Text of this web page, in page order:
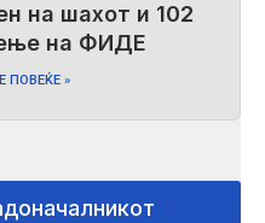
на шахот и 102
на ФИДЕ
ПОВЕЌЕ »